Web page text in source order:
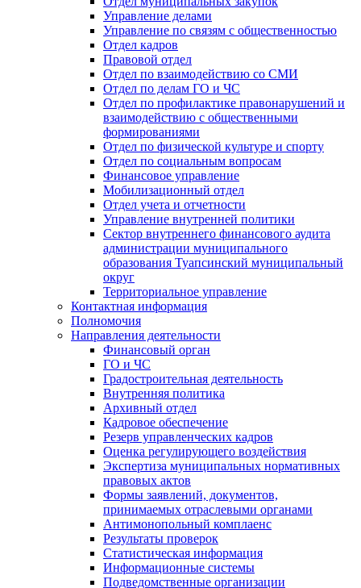
Управление делами
Управление по связям с общественностью
Отдел кадров
Правовой отдел
Отдел по взаимодействию со СМИ
Отдел по делам ГО и ЧС
Отдел по профилактике правонарушений и
взаимодействию с общественными
формированиями
Отдел по физической культуре и спорту
Отдел по социальным вопросам
Финансовое управление
Мобилизационный отдел
Отдел учета и отчетности
Управление внутренней политики
Сектор внутреннего финансового аудита
администрации муниципального
образования Туапсинский муниципальный
округ
Территориальное управление
Контактная информация
Полномочия
Направления деятельности
Финансовый орган
ГО и ЧС
Градостроительная деятельность
Внутренняя политика
Архивный отдел
Кадровое обеспечение
Резерв управленческих кадров
Оценка регулирующего воздействия
Экспертиза муниципальных нормативных
правовых актов
Формы заявлений, документов,
принимаемых отраслевыми органами
Антимонопольный комплаенс
Результаты проверок
Статистическая информация
Информационные системы
Подведомственные организации